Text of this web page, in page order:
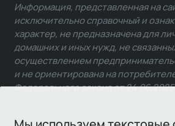
Информация, представленная на
исключительно справочный и
характер, не предназначена для
домашних и иных нужд, не
осуществлением
и не ориентирована на
Федерального закона от